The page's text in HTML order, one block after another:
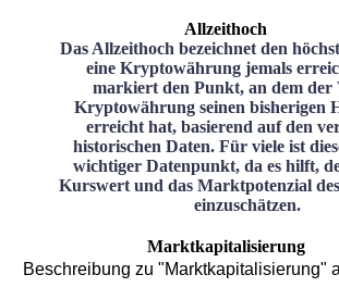
Allzeithoch
Das Allzeithoch bezeichnet den
eine Kryptowährung jemals
markiert den Punkt, an dem der
Kryptowährung seinen bisherigen
erreicht hat, basierend auf den
historischen Daten. Für viele ist
wichtiger Datenpunkt, da es hilft,
Kurswert und das Marktpotenzial
einzuschätzen.
Marktkapitalisierung
Beschreibung zu "Marktkapitalisierung"